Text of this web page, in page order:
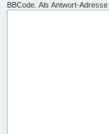
BBCode. Als Antwort-